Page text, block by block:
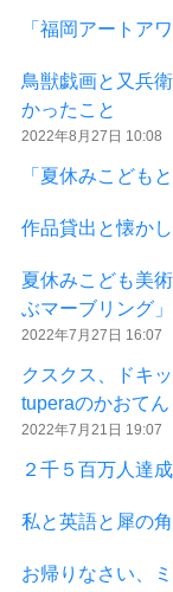
「福岡アートア
鳥獣戯画と又兵
かったこと
2022年8月27日 10:08
「夏休みこども
作品貸出と懐か
夏休みこども美
ぶマーブリング」
2022年7月27日 16:07
クスクス、ドキ
tuperaのかおてん
2022年7月21日 19:07
２千５百万人達成
私と英語と犀の角
お帰りなさい、